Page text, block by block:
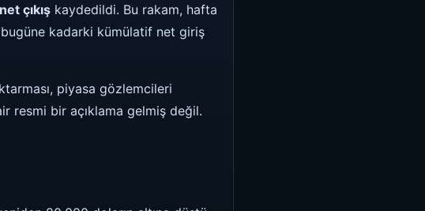
çıkış kaydedildi. Bu rakam, hafta
kadarki kümülatif net giriş
piyasa gözlemcileri
resmi bir açıklama gelmiş değil.